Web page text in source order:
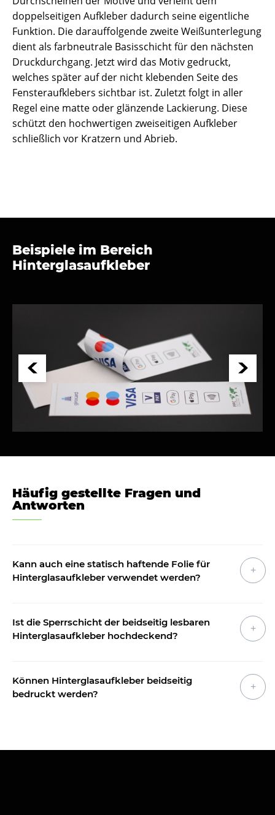
doppelseitigen Aufkleber dadurch seine eigentliche
Funktion. Die darauffolgende zweite Weißunterlegung
dient als farbneutrale Basisschicht für den nächsten
Druckdurchgang. Jetzt wird das Motiv gedruckt,
welches später auf der nicht klebenden Seite des
Fensteraufklebers sichtbar ist. Zuletzt folgt in aller
Regel eine matte oder glänzende Lackierung. Diese
schützt den hochwertigen zweiseitigen Aufkleber
schließlich vor Kratzern und Abrieb.
Beispiele im Bereich
Hinterglasaufkleber
Häufig gestellte Fragen und
Antworten
Kann auch eine statisch haftende Folie für
Hinterglasaufkleber verwendet werden?
Ist die Sperrschicht der beidseitig lesbaren
Hinterglasaufkleber hochdeckend?
Können Hinterglasaufkleber beidseitig
bedruckt werden?